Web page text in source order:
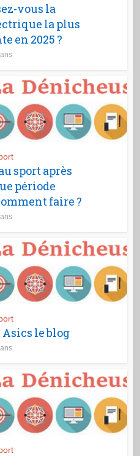
vous la
la plus
en 2025 ?
sport après
période
faire ?
le blog